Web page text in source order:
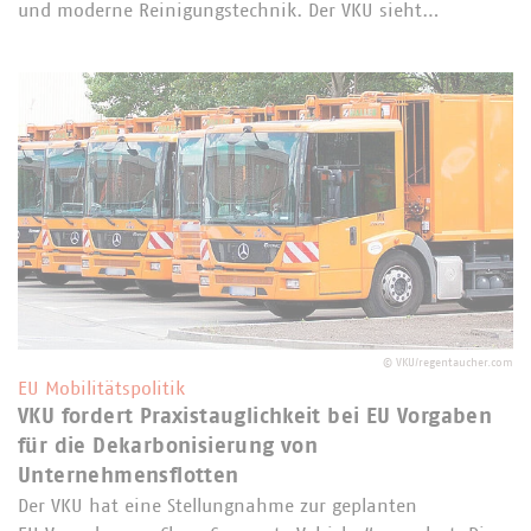
und moderne Reinigungstechnik. Der VKU sieht…
© VKU/regentaucher.com
EU Mobilitätspolitik
VKU fordert Praxistauglichkeit bei EU Vorgaben
für die Dekarbonisierung von
Unternehmensflotten
Der VKU hat eine Stellungnahme zur geplanten